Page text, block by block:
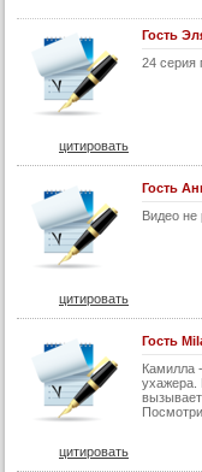
30 серия
31 серия
32 серия
33 серия
35 серия
36 серия
38 серия
39 серия
40 серия
41 серия
42 серия
Гость
24 серия
цитировать
Гость
Видео не
цитировать
Гость
Камилла
ухажера.
вызывает
цитировать